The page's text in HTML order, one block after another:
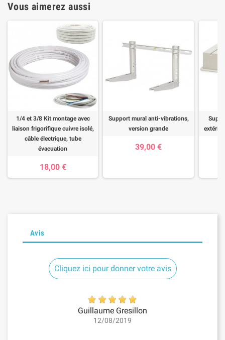
Vous aimerez aussi
1/4 et 3/8 Kit montage avec
liaison frigorifique cuivre isolé,
câble électrique, tube
évacuation
18,00 €
Support mural anti-vibrations,
version grande
39,00 €
Avis
Cliquez ici pour donner votre avis
Guillaume Gresillon
12/08/2019